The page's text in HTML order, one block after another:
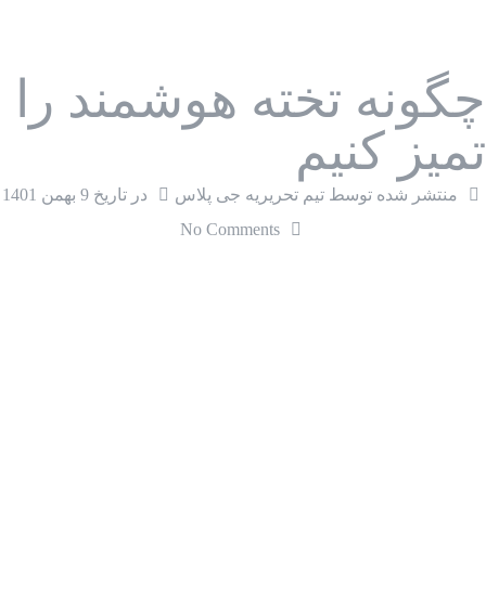
چگونه تخته هوشمند را
تمیز کنیم
منتشر شده توسط تیم تحریریه جی پلاس در تاریخ 9 بهمن 1401
No Comments